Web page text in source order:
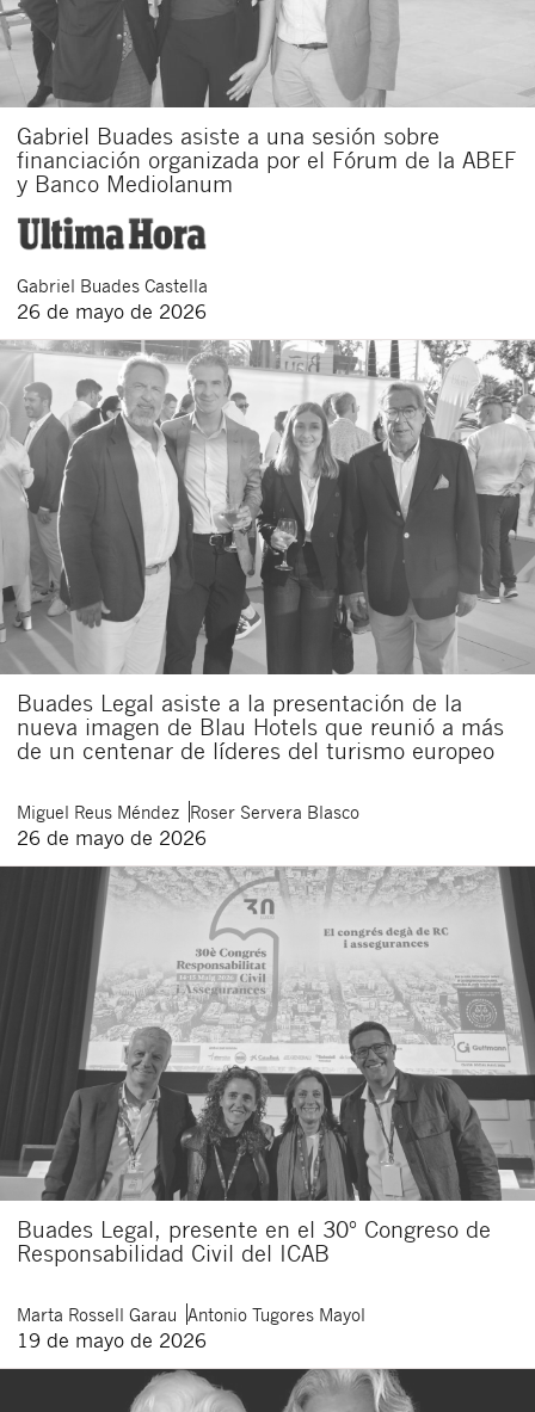
Gabriel Buades asiste a una sesión sobre
financiación organizada por el Fórum de la ABEF
y Banco Mediolanum
Gabriel Buades Castella
26 de mayo de 2026
Buades Legal asiste a la presentación de la
nueva imagen de Blau Hotels que reunió a más
de un centenar de líderes del turismo europeo
Miguel Reus Méndez Roser Servera Blasco
26 de mayo de 2026
Buades Legal, presente en el 30º Congreso de
Responsabilidad Civil del ICAB
Marta Rossell Garau Antonio Tugores Mayol
19 de mayo de 2026